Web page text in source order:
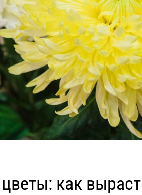
как